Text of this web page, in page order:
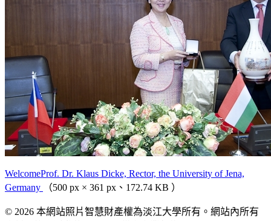
WelcomeProf. Dr. Klaus Dicke, Rector, the University of Jena,
Germany
（500 px × 361 px、172.74 KB ）
© 2026 本網站照片智慧財產權為淡江大學所有。網站內所有